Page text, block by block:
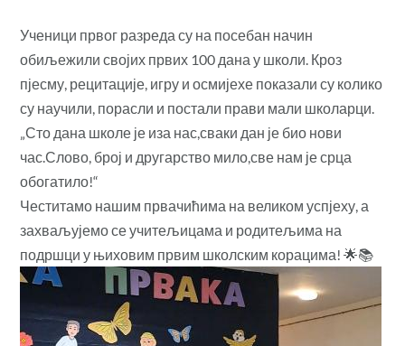
Ученици првог разреда су на посебан начин
обиљежили својих првих 100 дана у школи. Кроз
пјесму, рецитације, игру и осмијехе показали су колико
су научили, порасли и постали прави мали школарци.
„Сто дана школе је иза нас,сваки дан је био нови
час.Слово, број и другарство мило,све нам је срца
обогатило!“
Честитамо нашим првачићима на великом успјеху, а
захваљујемо се учитељицама и родитељима на
подршци у њиховим првим школским корацима! 🌟📚